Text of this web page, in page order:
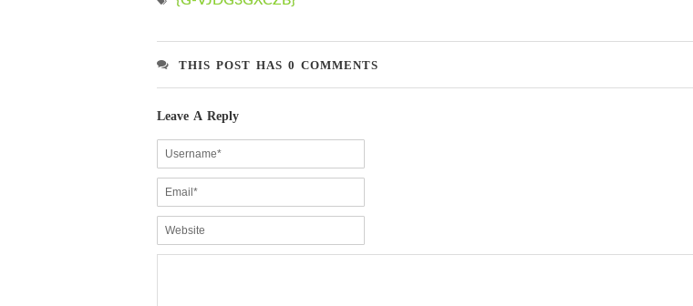
THIS POST HAS 0 COMMENTS
Leave A Reply